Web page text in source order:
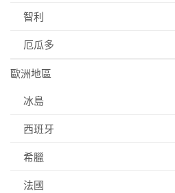
智利
厄瓜多
歐洲地區
冰島
西班牙
希臘
法國